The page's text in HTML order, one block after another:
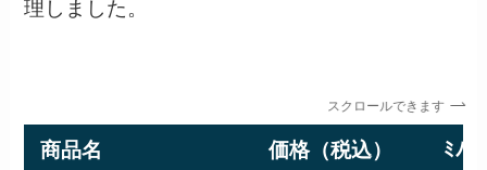
理しました。
スクロールできます
商品名 価格（税込）
ﾐﾉｷ